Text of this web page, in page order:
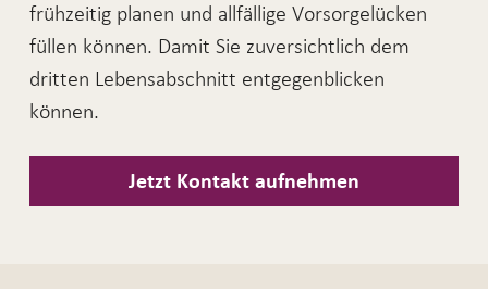
frühzeitig planen und allfällige Vorsorgelücken
füllen können. Damit Sie zuversichtlich dem
dritten Lebensabschnitt entgegenblicken
können.
Jetzt Kontakt aufnehmen